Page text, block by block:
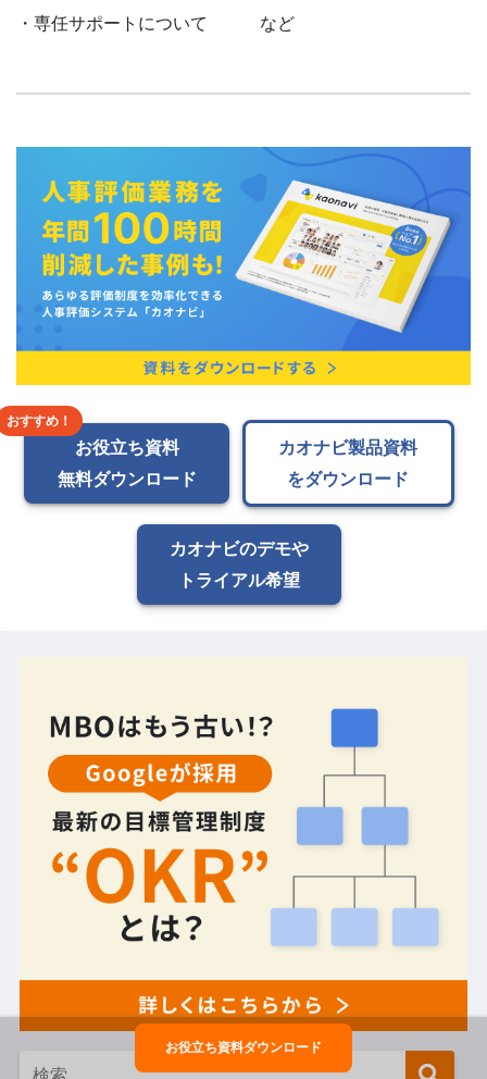
・専任サポートについて など
お役立ち資料
無料ダウンロード
カオナビ製品資料
をダウンロード
カオナビのデモや
トライアル希望
お役立ち資料ダウンロード